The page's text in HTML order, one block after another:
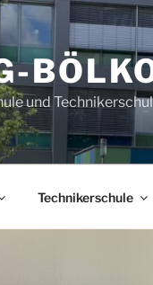
und
Technikerschule